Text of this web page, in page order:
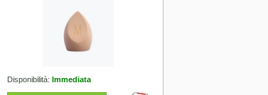
Disponibilità: Immediata